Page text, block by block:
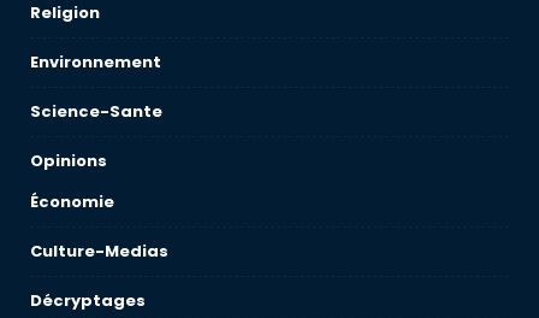
Religion
Environnement
Science-Sante
Opinions
Économie
Culture-Medias
Décryptages